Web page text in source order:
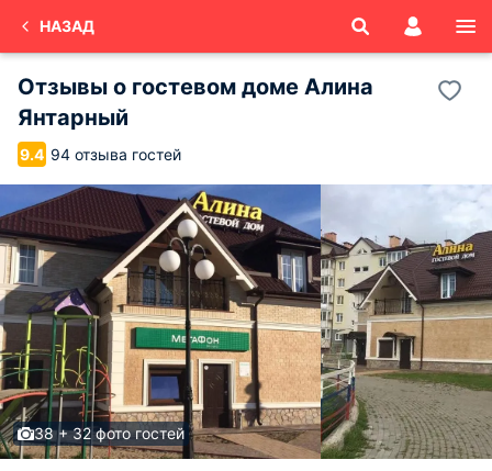
НАЗАД
Отзывы о гостевом доме Алина
Янтарный
9.4 94 отзыва гостей
38 + 32 фото гостей